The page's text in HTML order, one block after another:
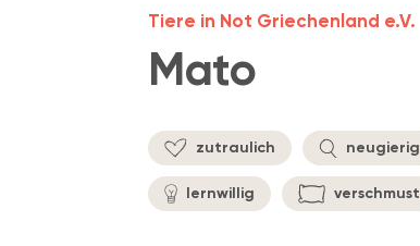
Mato
Tiere in Not Griechenland e.V.
zutraulich neugierig
lernwillig verschmust